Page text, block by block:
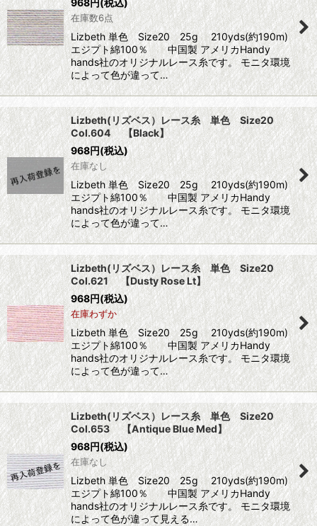
968円(税込)
在庫数6点
Lizbeth 単色 Size20 25g 210yds(約190m)
エジプト綿100％ 中国製 アメリカHandy
hands社のオリジナルレース糸です。 モニタ環境
によって色が違って…
Lizbeth(リズベス）レース糸 単色 Size20
Col.604 【Black】
968円(税込)
在庫なし
Lizbeth 単色 Size20 25g 210yds(約190m)
エジプト綿100％ 中国製 アメリカHandy
hands社のオリジナルレース糸です。 モニタ環境
によって色が違って…
Lizbeth(リズベス）レース糸 単色 Size20
Col.621 【Dusty Rose Lt】
968円(税込)
在庫わずか
Lizbeth 単色 Size20 25g 210yds(約190m)
エジプト綿100％ 中国製 アメリカHandy
hands社のオリジナルレース糸です。 モニタ環境
によって色が違って…
Lizbeth(リズベス）レース糸 単色 Size20
Col.653 【Antique Blue Med】
968円(税込)
在庫なし
Lizbeth 単色 Size20 25g 210yds(約190m)
エジプト綿100％ 中国製 アメリカHandy
hands社のオリジナルレース糸です。 モニタ環境
によって色が違って見える…